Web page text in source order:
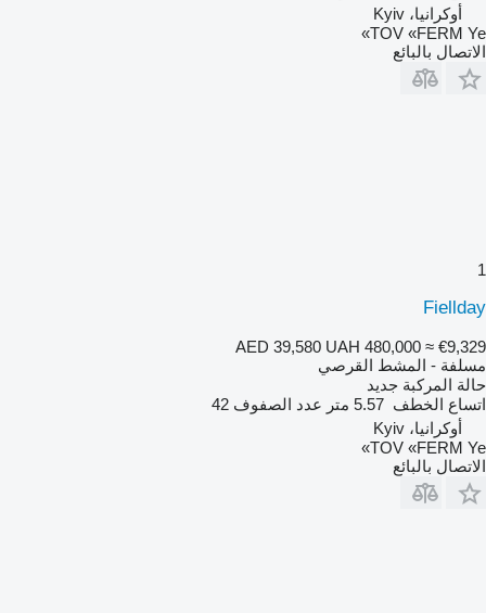
أوكرانيا، Kyiv
TOV «FERM Ye»
الاتصال بالبائع
1
Fiellday
AED 39,580 UAH 480,000 ≈ €9,329
مسلفة - المشط القرصي
حالة المركبة جديد
اتساع الخطف 5.57 متر عدد الصفوف 42
أوكرانيا، Kyiv
TOV «FERM Ye»
الاتصال بالبائع